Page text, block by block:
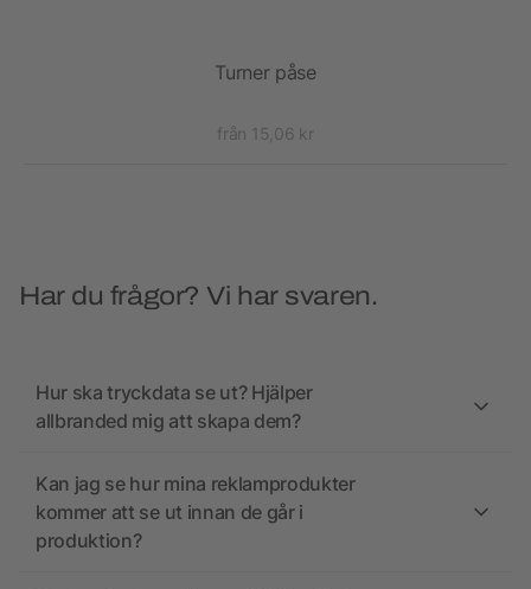
Turner påse
från 15,06 kr
Har du frågor? Vi har svaren.
Hur ska tryckdata se ut? Hjälper
allbranded mig att skapa dem?
Kan jag se hur mina reklamprodukter
kommer att se ut innan de går i
produktion?